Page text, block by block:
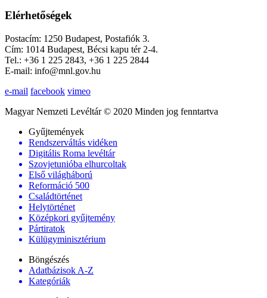
Elérhetőségek
Postacím: 1250 Budapest, Postafiók 3.
Cím: 1014 Budapest, Bécsi kapu tér 2-4.
Tel.: +36 1 225 2843, +36 1 225 2844
E-mail: info@mnl.gov.hu
e-mail facebook vimeo
Magyar Nemzeti Levéltár © 2020 Minden jog fenntartva
Gyűjtemények
Rendszerváltás vidéken
Digitális Roma levéltár
Szovjetunióba elhurcoltak
Első világháború
Reformáció 500
Családtörténet
Helytörténet
Középkori gyűjtemény
Pártiratok
Külügyminisztérium
Böngészés
Adatbázisok A-Z
Kategóriák